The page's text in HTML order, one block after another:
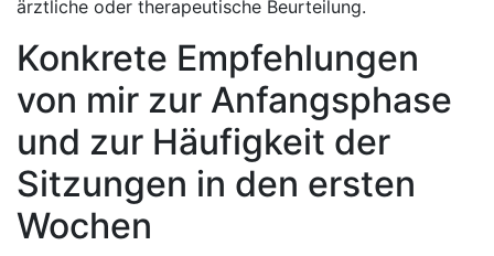
ärztliche‌ oder therapeutische Beurteilung.
Konkrete‌ Empfehlungen
von mir zur Anfangsphase
und ‌zur Häufigkeit der
Sitzungen in ⁣den ersten
Wochen